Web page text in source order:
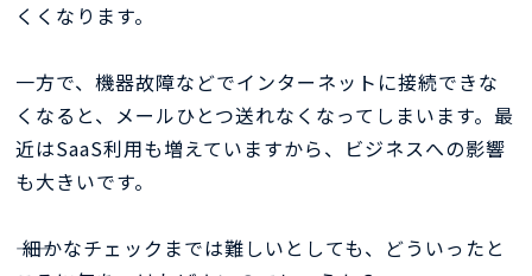
くくなります。
一方で、機器故障などでインターネットに接続できな
くなると、メールひとつ送れなくなってしまいます。最
近はSaaS利用も増えていますから、ビジネスへの影響
も大きいです。
―― 細かなチェックまでは難しいとしても、どういったと